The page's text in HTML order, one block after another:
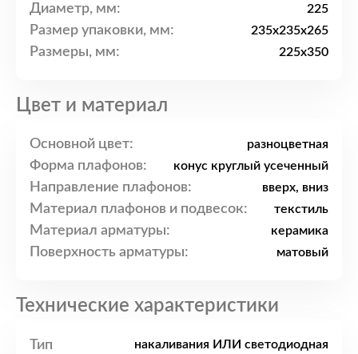
Диаметр, мм: 225
Размер упаковки, мм: 235x235x265
Размеры, мм: 225x350
Цвет и материал
Основной цвет: разноцветная
Форма плафонов: конус круглый усеченный
Направление плафонов: вверх, вниз
Материал плафонов и подвесок: текстиль
Материал арматуры: керамика
Поверхность арматуры: матовый
Технические характеристики
Тип накаливания ИЛИ светодиодная